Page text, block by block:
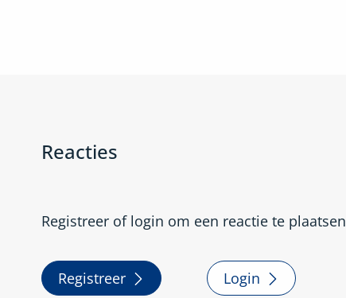
Reacties
Registreer of login om een reactie te plaatsen
Registreer Login